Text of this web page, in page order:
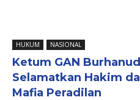
HUKUM NASIONAL
Ketum GAN
Selamatkan Hakim
Mafia Peradilan